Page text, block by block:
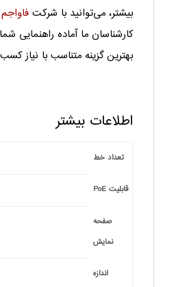
بیشتر، می‌توانید با شرکت فاواجم
کارشناسان ما آماده راهنمایی
بهترین گزینه متناسب با نیاز
اطلاعات بیشتر
تعداد خط
قابلیت PoE
صفحه
نمایش
اندازه